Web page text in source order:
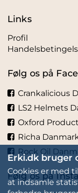
Links
Profil
Følg os på
Crankalicious
LS2 Helmets
Oxford
Richa
Rock Oil
Følg os på
Erki.dk bruger
Cookies er med
at indsamle